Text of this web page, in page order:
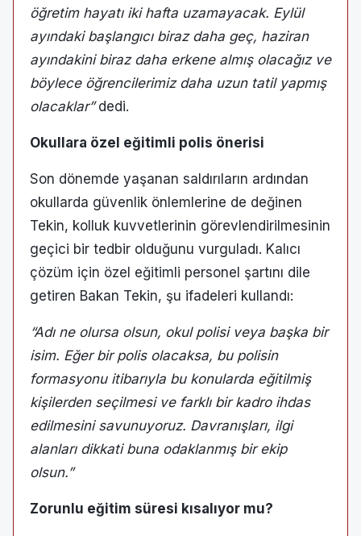
öğretim hayatı iki hafta uzamayacak. Eylül
ayındaki başlangıcı biraz daha geç, haziran
ayındakini biraz daha erkene almış olacağız ve
böylece öğrencilerimiz daha uzun tatil yapmış
olacaklar”dedi.
Okullara özel eğitimli polis önerisi
Son dönemde yaşanan saldırıların ardından
okullarda güvenlik önlemlerine de değinen
Tekin, kolluk kuvvetlerinin görevlendirilmesinin
geçici bir tedbir olduğunu vurguladı. Kalıcı
çözüm için özel eğitimli personel şartını dile
getiren Bakan Tekin, şu ifadeleri kullandı:
“Adı ne olursa olsun, okul polisi veya başka bir
isim. Eğer bir polis olacaksa, bu polisin
formasyonu itibarıyla bu konularda eğitilmiş
kişilerden seçilmesi ve farklı bir kadro ihdas
edilmesini savunuyoruz. Davranışları, ilgi
alanları dikkati buna odaklanmış bir ekip
olsun.”
Zorunlu eğitim süresi kısalıyor mu?